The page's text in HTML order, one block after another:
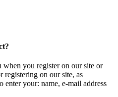
you register on our site or
registering on our site, as
enter your: name, e-mail address